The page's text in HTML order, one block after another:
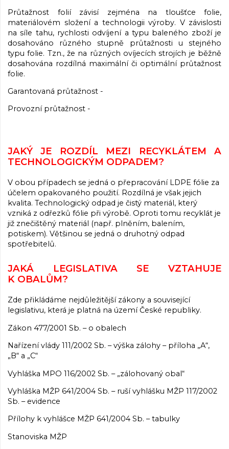
Průtažnost folií závisí zejména na tloušťce folie,
materiálovém složení a technologii výroby. V závislosti
na síle tahu, rychlosti odvíjení a typu baleného zboží je
dosahováno různého stupně průtažnosti u stejného
typu folie. Tzn., že na různých ovíjecích strojích je běžně
dosahována rozdílná maximální či optimální průtažnost
folie.
Garantovaná průtažnost -
Provozní průtažnost -
JAKÝ JE ROZDÍL MEZI RECYKLÁTEM A
TECHNOLOGICKÝM ODPADEM?
V obou případech se jedná o přepracování LDPE fólie za
účelem opakovaného použití. Rozdílná je však jejich
kvalita. Technologický odpad je čistý materiál, který
vzniká z odřezků fólie při výrobě. Oproti tomu recyklát je
již znečištěný materiál (např. plněním, balením,
potiskem). Většinou se jedná o druhotný odpad
spotřebitelů.
JAKÁ LEGISLATIVA SE VZTAHUJE
K OBALŮM?
Zde přikládáme nejdůležitější zákony a související
legislativu, která je platná na území České republiky.
Zákon 477/2001 Sb. – o obalech
Nařízení vlády 111/2002 Sb. – výška zálohy – příloha „A“,
„B“ a „C“
Vyhláška MPO 116/2002 Sb. – „zálohovaný obal“
Vyhláška MŽP 641/2004 Sb. – ruší vyhlášku MŽP 117/2002
Sb. – evidence
Přílohy k vyhlášce MŽP 641/2004 Sb. – tabulky
Stanoviska MŽP